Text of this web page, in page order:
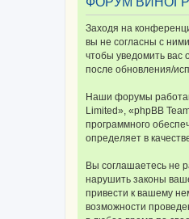
Заходя на
вы не согласны с
чтобы уведомить
после обновления/
Наши форумы
Limited», «phpBB
программного
определяет в
Вы соглашаетесь не
нарушить законы
привести к вашему
возможности